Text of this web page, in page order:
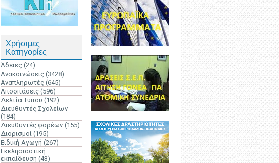
Χρήσιμες
Κατηγορίες
Άδειες (24)
Ανακοινώσεις (3428)
Αναπληρωτές (645)
Αποσπάσεις (596)
Δελτία Τύπου (192)
Διευθυντές Σχολείων
(184)
Διευθυντές φορέων (155)
Διορισμοί (195)
Ειδική Αγωγή (267)
Εκκλησιαστική
εκπαίδευση (43)